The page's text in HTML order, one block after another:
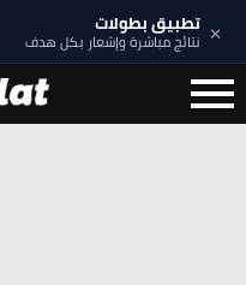
× تطبيق بطولات
نتائج مباشرة وإشعار بكل هدف